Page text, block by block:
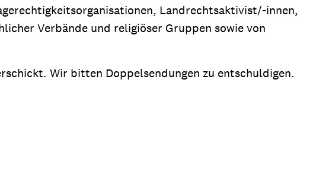
Landrechtsaktivist/-innen,
Verbände und religiöser Gruppen sowie von
Wir bitten Doppelsendungen zu entschuldigen.